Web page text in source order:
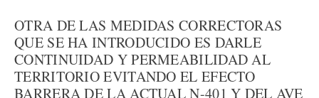
OTRA DE LAS MEDIDAS CORRECTORAS
QUE SE HA INTRODUCIDO ES DARLE
CONTINUIDAD Y PERMEABILIDAD AL
TERRITORIO EVITANDO EL EFECTO
BARRERA DE LA ACTUAL N-401 Y DEL AVE